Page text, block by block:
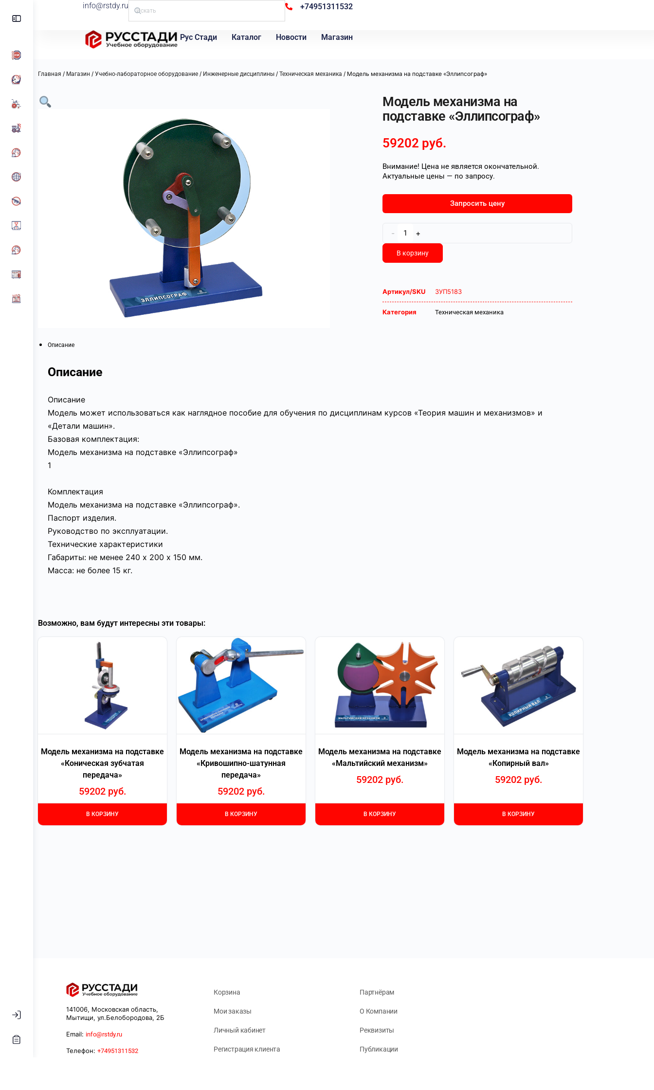
info@rstdy.ru +74951311532
Рус Стади Каталог Новости Магазин
Главная / Магазин / Учебно-лабораторное оборудование / Инженерные дисциплины / Техническая механика / Модель механизма на подставке «Эллипсограф»
Модель механизма на
подставке «Эллипсограф»
59202 руб.
Внимание! Цена не является окончательной.
Актуальные цены — по запросу.
Запросить цену
- +
В корзину
Артикул/SKU ЗУП5183
Категория Техническая механика
Описание
Описание
Описание
Модель может использоваться как наглядное пособие для обучения по дисциплинам курсов «Теория машин и механизмов» и
«Детали машин».
Базовая комплектация:
Модель механизма на подставке «Эллипсограф»
1
Комплектация
Модель механизма на подставке «Эллипсограф».
Паспорт изделия.
Руководство по эксплуатации.
Технические характеристики
Габариты: не менее 240 х 200 х 150 мм.
Масса: не более 15 кг.
Возможно, вам будут интересны эти товары:
Модель механизма на подставке
«Коническая зубчатая
передача»
59202 руб.
В КОРЗИНУ
Модель механизма на подставке
«Кривошипно-шатунная
передача»
59202 руб.
В КОРЗИНУ
Модель механизма на подставке
«Мальтийский механизм»
59202 руб.
В КОРЗИНУ
Модель механизма на подставке
«Копирный вал»
59202 руб.
В КОРЗИНУ
141006, Московская область,
Мытищи, ул.Белобородова, 2Б
Email: info@rstdy.ru
Телефон: +74951311532
Корзина
Мои заказы
Личный кабинет
Регистрация клиента
Партнёрам
О Компании
Реквизиты
Публикации